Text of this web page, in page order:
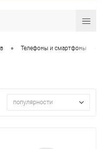
• Телефоны и смартфоны
популярности